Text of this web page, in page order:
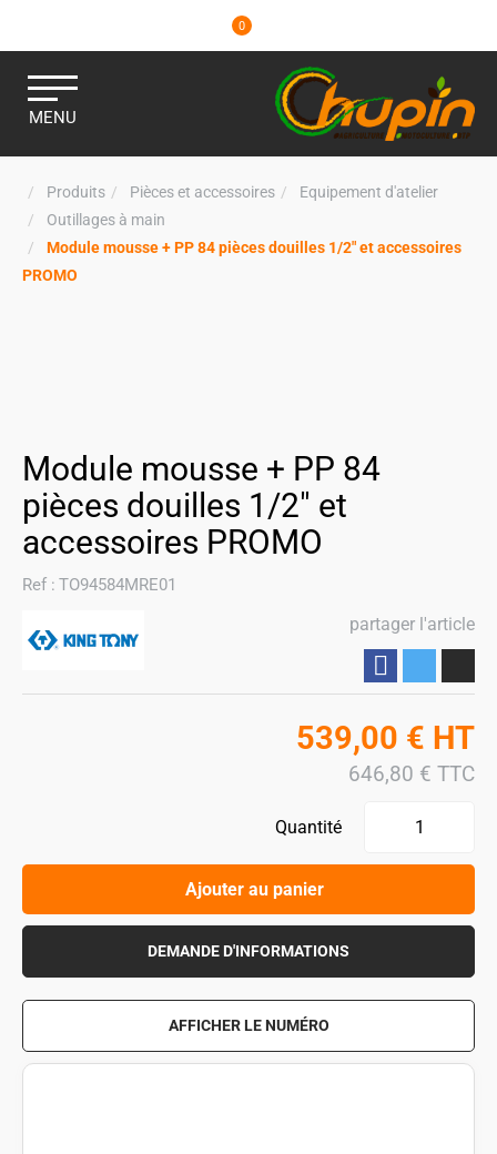
0
MENU
Produits Pièces et accessoires
Equipement d'atelier
Outillages à main
Module mousse + PP 84 pièces douilles 1/2" et accessoires
PROMO
Module mousse + PP 84
pièces douilles 1/2" et
accessoires PROMO
Ref : TO94584MRE01
partager l'article
539,00 € HT
646,80 € TTC
Quantité
Ajouter au panier
DEMANDE D'INFORMATIONS
AFFICHER LE NUMÉRO